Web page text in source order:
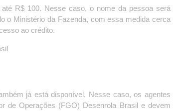
R$ 100. Nesse caso, o nome da pessoa será
o Ministério da Fazenda, com essa medida cerca
ao crédito.
já está disponível. Nesse caso, os agentes
de Operações (FGO) Desenrola Brasil e devem